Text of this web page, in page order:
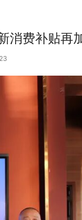
消费补贴再